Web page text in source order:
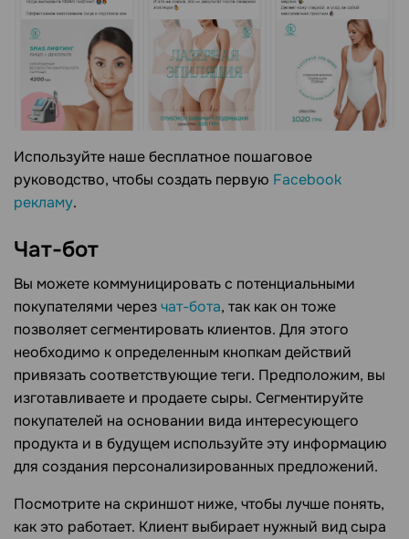
Используйте наше бесплатное пошаговое
руководство, чтобы создать первую Facebook
рекламу.
Чат-бот
Вы можете коммуницировать с потенциальными
покупателями черезчат-бота, так как он тоже
позволяет сегментировать клиентов. Для этого
необходимо к определенным кнопкам действий
привязать соответствующие теги. Предположим, вы
изготавливаете и продаете сыры. Сегментируйте
покупателей на основании вида интересующего
продукта и в будущем используйте эту информацию
для создания персонализированных предложений.
Посмотрите на скриншот ниже, чтобы лучше понять,
как это работает. Клиент выбирает нужный вид сыра